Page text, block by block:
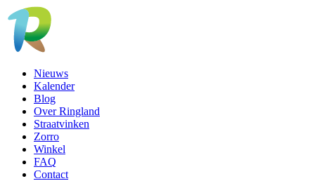
Overslaan
en
naar
de
gaan
Secondary
Nieuws
Kalender
Blog
Over Ringland
Straatvinken
Zorro
Winkel
FAQ
Contact